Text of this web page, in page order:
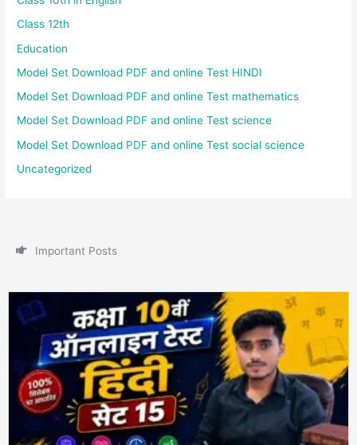
Class 12th
Education
Model Set Download PDF and online Test HINDI
Model Set Download PDF and online Test mathematics
Model Set Download PDF and online Test science
Model Set Download PDF and online Test social science
Uncategorized
Important Posts